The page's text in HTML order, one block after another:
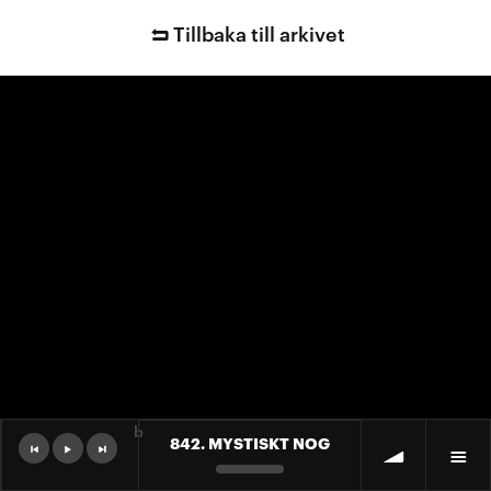
Tillbaka till arkivet
842. MYSTISKT NOG
b